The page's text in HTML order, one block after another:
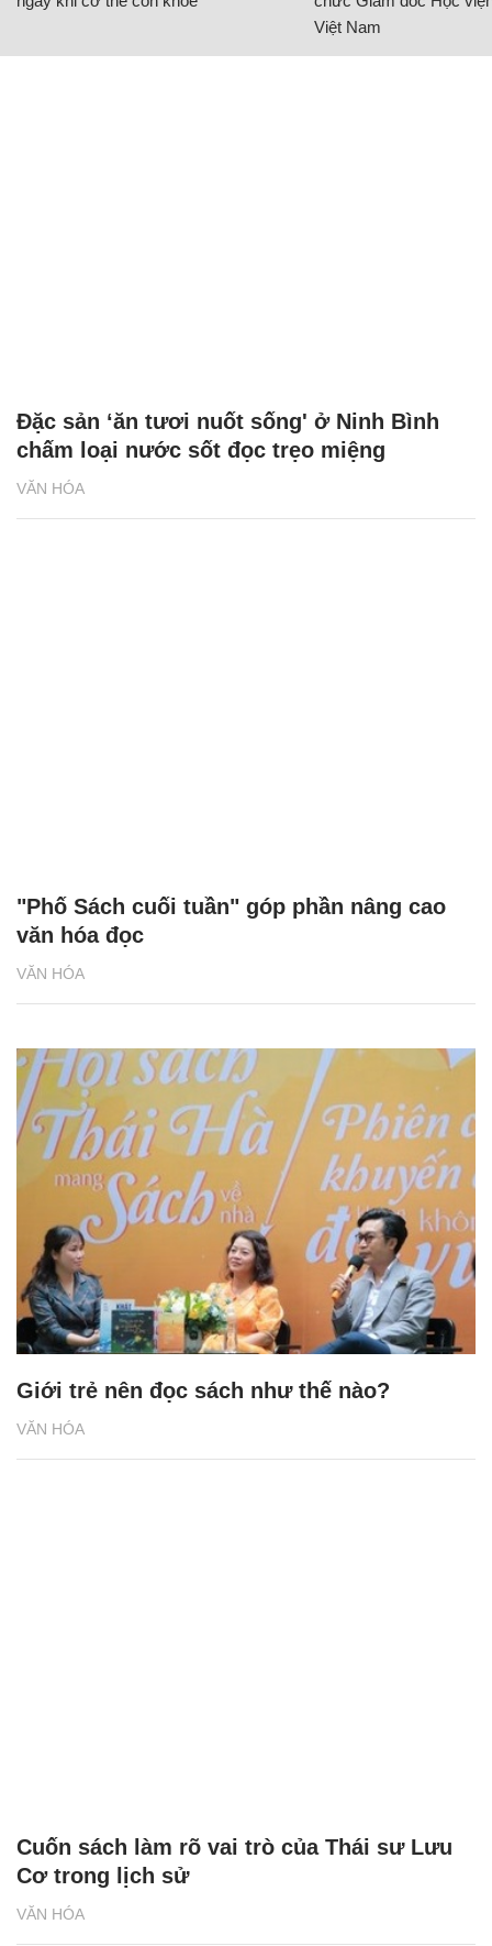
Việt Nam
VĂN HÓA
Đặc sản ‘ăn tươi nuốt sống' ở Ninh Bình
chấm loại nước sốt đọc trẹo miệng
VĂN HÓA
"Phố Sách cuối tuần" góp phần nâng cao
văn hóa đọc
VĂN HÓA
Giới trẻ nên đọc sách như thế nào?
VĂN HÓA
Cuốn sách làm rõ vai trò của Thái sư Lưu
Cơ trong lịch sử